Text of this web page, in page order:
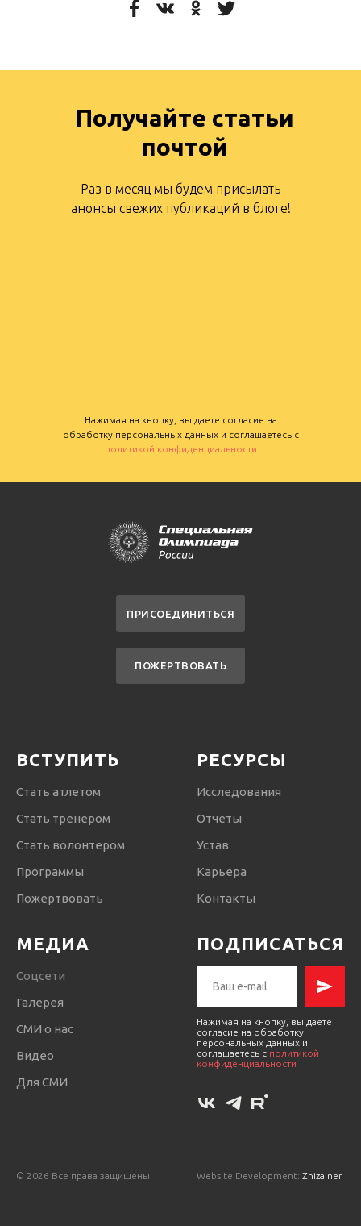
Получайте статьи
почтой
Раз в месяц мы будем присылать
анонсы свежих публикаций в блоге!
Нажимая на кнопку, вы даете согласие на
обработку персональных данных и соглашаетесь c
политикой конфиденциальности
ПРИСОЕДИНИТЬСЯ
ПОЖЕРТВОВАТЬ
ВСТУПИТЬ
Стать атлетом
Стать тренером
Стать волонтером
Программы
Пожертвовать
РЕСУРСЫ
Исследования
Отчеты
Устав
Карьера
Контакты
МЕДИА
Соцсети
Галерея
СМИ о нас
Видео
Для СМИ
ПОДПИСАТЬСЯ
Нажимая на кнопку, вы даете
согласие на обработку
персональных данных и
соглашаетесь c политикой
конфиденциальности
© 2026 Все права защищены Website Development: Zhizainer